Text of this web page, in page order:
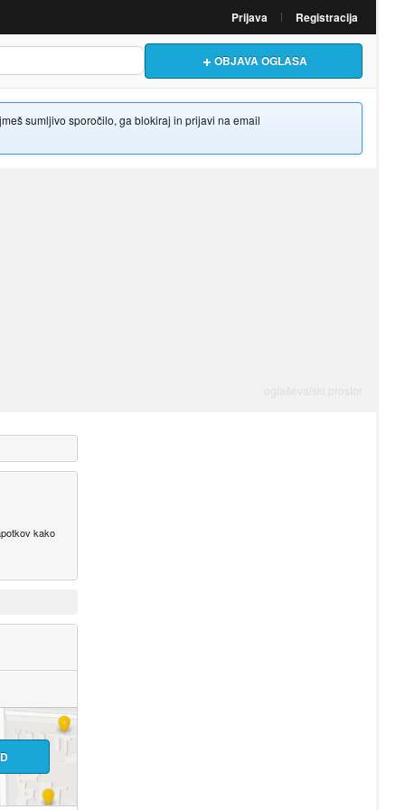
Prijava Registracija
OBJAVA OGLASA
sumljivo sporočilo, ga blokiraj in prijavi na email
kako